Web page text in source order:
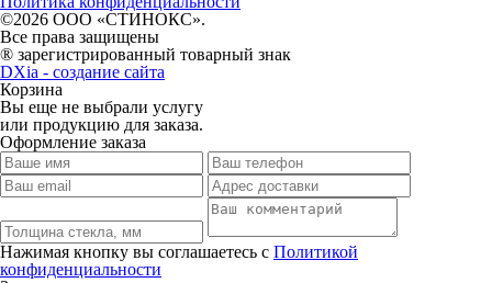
©2026 ООО «СТИНОКС».
Все права защищены
® зарегистрированный товарный знак
DXia - создание сайта
Корзина
Вы еще не выбрали услугу
или продукцию для заказа.
Оформление заказа
Нажимая кнопку вы соглашаетесь с Политикой
конфиденциальности